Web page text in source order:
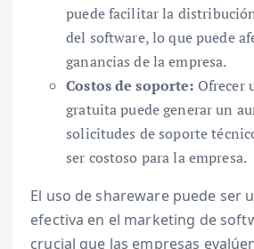
puede facilitar la
del software, lo que puede
ganancias de la empresa.
Costos de soporte: Ofrecer
gratuita puede generar un
solicitudes de soporte
ser costoso para la empresa.
El uso de shareware puede ser
efectiva en el marketing de
crucial que las empresas